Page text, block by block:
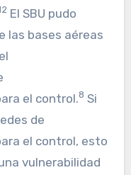
El SBU pudo
las bases aéreas
el control.8 Si
de
el control, esto
vulnerabilidad